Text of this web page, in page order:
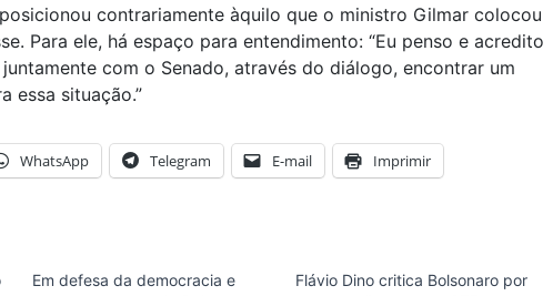
contrariamente àquilo que o ministro Gilmar colocou
Para ele, há espaço para entendimento: “Eu penso e acredito
com o Senado, através do diálogo, encontrar um
essa situação.”
WhatsApp Telegram E-mail Imprimir
Em defesa da democracia e
Flávio Dino critica Bolsonaro por